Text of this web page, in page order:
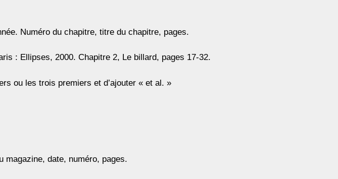
Numéro du chapitre, titre du chapitre, pages.
: Ellipses, 2000. Chapitre 2, Le billard, pages 17-32.
ou les trois premiers et d’ajouter « et al. »
magazine, date, numéro, pages.